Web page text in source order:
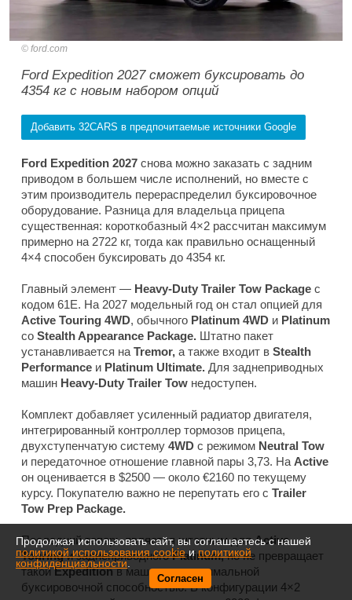
ford.com
Ford Expedition 2027 сможет буксировать до
4354 кг с новым набором опций
Добавить 32CARS в предпочитаемые источники Google
Ford Expedition 2027 снова можно заказать с задним
приводом в большем числе исполнений, но вместе с
этим производитель перераспределил буксировочное
оборудование. Разница для владельца прицепа
существенная: короткобазный 4×2 рассчитан максимум
примерно на 2722 кг, тогда как правильно оснащенный
4×4 способен буксировать до 4354 кг.
Главный элемент — Heavy-Duty Trailer Tow Package с
кодом 61E. На 2027 модельный год он стал опцией для
Active Touring 4WD, обычного Platinum 4WD и Platinum
со Stealth Appearance Package. Штатно пакет
устанавливается на Tremor, а также входит в Stealth
Performance и Platinum Ultimate. Для заднеприводных
машин Heavy-Duty Trailer Tow недоступен.
Комплект добавляет усиленный радиатор двигателя,
интегрированный контроллер тормозов прицепа,
двухступенчатую систему 4WD с режимом Neutral Tow
и передаточное отношение главной пары 3,73. На Active
он оценивается в $2500 — около €2160 по текущему
курсу. Покупателю важно не перепутать его с Trailer
Tow Prep Package.
Последний теперь является штатным дляActive
Touringи заднеприводногоPlatinum,но не превращает
такойExpeditionв машину с максимальной
буксировочной способностью. В конфигурации 4×2
Продолжая использовать сайт, вы соглашаетесь с нашей
политикой использования cookieиполитикой
конфиденциальности.
Согласен